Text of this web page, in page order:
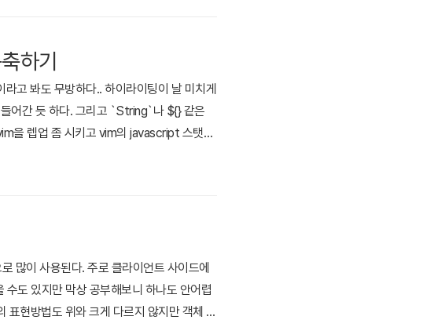
하기
고 봐도 무방하다.. 하이라이팅이 날 미치게
어간 듯 하다. 그리고 `String`나 ${} 같은
을 렙업 좀 시키고 vim의 javascript 스탯에
분들을 위한 문단.. 난 이미 설치 되어있
이 사용된다. 주로 클라이언트 사이드에
도 있지만 막상 공부해보니 하나도 안어렵
현방법도 위와 크게 다르지 않지만 객체 자